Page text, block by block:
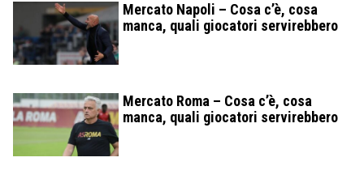
Mercato Napoli – Cosa c’è, cosa
manca, quali giocatori servirebbero
Mercato Roma – Cosa c’è, cosa
manca, quali giocatori servirebbero